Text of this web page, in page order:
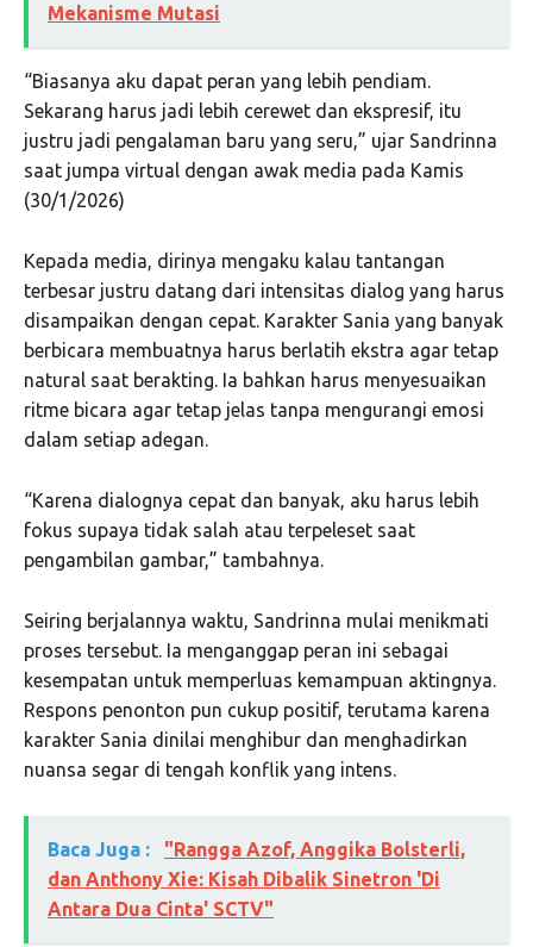
Mekanisme Mutasi
“Biasanya aku dapat peran yang lebih pendiam.
Sekarang harus jadi lebih cerewet dan ekspresif, itu
justru jadi pengalaman baru yang seru,” ujar Sandrinna
saat jumpa virtual dengan awak media pada Kamis
(30/1/2026)
Kepada media, dirinya mengaku kalau tantangan
terbesar justru datang dari intensitas dialog yang harus
disampaikan dengan cepat. Karakter Sania yang banyak
berbicara membuatnya harus berlatih ekstra agar tetap
natural saat berakting. Ia bahkan harus menyesuaikan
ritme bicara agar tetap jelas tanpa mengurangi emosi
dalam setiap adegan.
“Karena dialognya cepat dan banyak, aku harus lebih
fokus supaya tidak salah atau terpeleset saat
pengambilan gambar,” tambahnya.
Seiring berjalannya waktu, Sandrinna mulai menikmati
proses tersebut. Ia menganggap peran ini sebagai
kesempatan untuk memperluas kemampuan aktingnya.
Respons penonton pun cukup positif, terutama karena
karakter Sania dinilai menghibur dan menghadirkan
nuansa segar di tengah konflik yang intens.
Baca Juga :
"Rangga Azof, Anggika Bolsterli,
dan Anthony Xie: Kisah Dibalik Sinetron 'Di
Antara Dua Cinta' SCTV"